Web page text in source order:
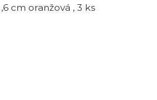
cm oranžová , 3 ks